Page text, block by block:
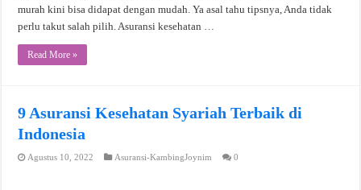
murah kini bisa didapat dengan mudah. Ya asal tahu tipsnya, Anda tidak
perlu takut salah pilih. Asuransi kesehatan …
Read More »
9 Asuransi Kesehatan Syariah Terbaik di
Indonesia
Agustus 10, 2022 Asuransi-KambingJoynim 0